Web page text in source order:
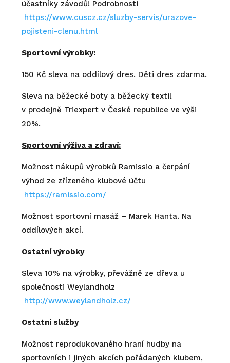
účastníky závodů! Podrobnosti
https://www.cuscz.cz/sluzby-servis/urazove-
pojisteni-clenu.html
Sportovní výrobky:
150 Kč sleva na oddílový dres. Děti dres zdarma.
Sleva na běžecké boty a běžecký textil
v prodejně Triexpert v České republice ve výši
20%.
Sportovní výživa a zdraví:
Možnost nákupů výrobků Ramissio a čerpání
výhod ze zřízeného klubové účtu
https://ramissio.com/
Možnost sportovní masáž – Marek Hanta. Na
oddílových akcí.
Ostatní výrobky
Sleva 10% na výrobky, převážně ze dřeva u
společnosti Weylandholz
http://www.weylandholz.cz/
Ostatní služby
Možnost reprodukovaného hraní hudby na
sportovních i jiných akcích pořádaných klubem,